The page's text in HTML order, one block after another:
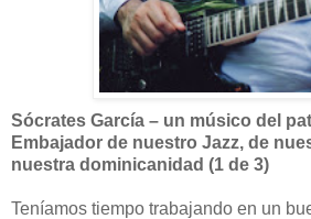
Sócrates García – un músico del
Embajador de nuestro Jazz, de
nuestra dominicanidad (1 de 3)
Teníamos tiempo trabajando en un